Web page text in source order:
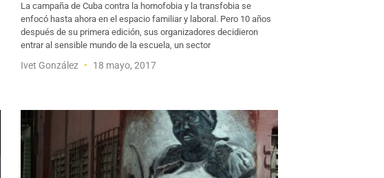
La campaña de Cuba contra la homofobia y la transfobia se
enfocó hasta ahora en el espacio familiar y laboral. Pero 10 años
después de su primera edición, sus organizadores decidieron
entrar al sensible mundo de la escuela, un sector
Ivet González 18 mayo, 2017